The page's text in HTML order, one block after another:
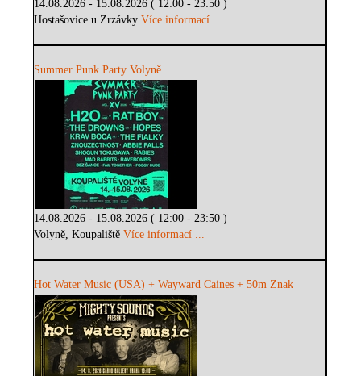
14.08.2026 - 15.08.2026 ( 12:00 - 23:50 )
Hostašovice u ZrzávkyVíce informací ...
Summer Punk Party Volyně
14.08.2026 - 15.08.2026 ( 12:00 - 23:50 )
Volyně, KoupalištěVíce informací ...
Hot Water Music (USA) + Wayward Caines + 50m Znak